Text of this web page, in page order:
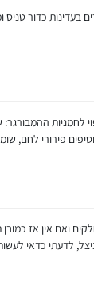
גרם מהתערובת / 330 גרם
פירורי לחם,
לדעתי כדאי